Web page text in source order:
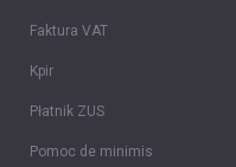
Faktura VAT
Kpir
Płatnik ZUS
Pomoc de minimis